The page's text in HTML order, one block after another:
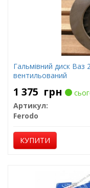
Гальмівний диск Ваз
вентильований
1 375 грн
Артикул:
Ferodo
КУПИТИ